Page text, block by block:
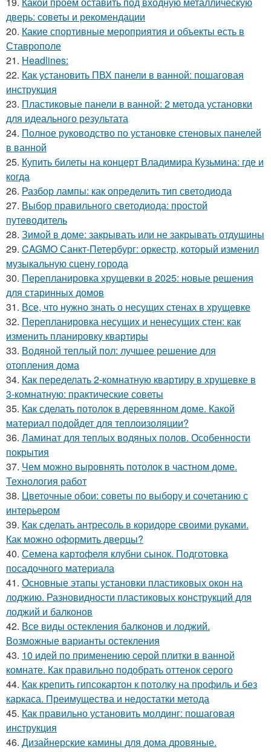
дверь: советы и рекомендации
20. Какие спортивные мероприятия и объекты есть в
Ставрополе
21. Headlines:
22. Как установить ПВХ панели в ванной: пошаговая
инструкция
23. Пластиковые панели в ванной: 2 метода установки
для идеального результата
24. Полное руководство по установке стеновых панелей
в ванной
25. Купить билеты на концерт Владимира Кузьмина: где и
когда
26. Разбор лампы: как определить тип светодиода
27. Выбор правильного светодиода: простой
путеводитель
28. Зимой в доме: закрывать или не закрывать отдушины
29. CAGMO Санкт-Петербург: оркестр, который изменил
музыкальную сцену города
30. Перепланировка хрущевки в 2025: новые решения
для старинных домов
31. Все, что нужно знать о несущих стенах в хрущевке
32. Перепланировка несущих и ненесущих стен: как
изменить планировку квартиры
33. Водяной теплый пол: лучшее решение для
отопления дома
34. Как переделать 2-комнатную квартиру в хрущевке в
3-комнатную: практические советы
35. Как сделать потолок в деревянном доме. Какой
материал подойдет для теплоизоляции?
36. Ламинат для теплых водяных полов. Особенности
покрытия
37. Чем можно выровнять потолок в частном доме.
Технология работ
38. Цветочные обои: советы по выбору и сочетанию с
интерьером
39. Как сделать антресоль в коридоре своими руками.
Как можно оформить дверцы?
40. Семена картофеля клубни сынок. Подготовка
посадочного материала
41. Основные этапы установки пластиковых окон на
лоджию. Разновидности пластиковых конструкций для
лоджий и балконов
42. Все виды остекления балконов и лоджий.
Возможные варианты остекления
43. 10 идей по применению серой плитки в ванной
комнате. Как правильно подобрать оттенок серого
44. Как крепить гипсокартон к потолку на профиль и без
каркаса. Преимущества и недостатки метода
45. Как правильно установить молдинг: пошаговая
инструкция
46. Дизайнерские камины для дома дровяные.